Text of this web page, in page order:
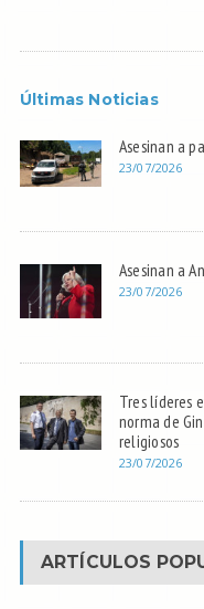
Últimas Noticias
Asesinan a
23/07/2026
Asesinan a
23/07/2026
Tres líderes
norma de
religiosos
23/07/2026
ARTÍCULOS